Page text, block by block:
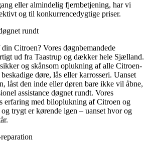
eller almindelig fjernbetjening, har vi
og til konkurrencedygtige priser.
rundt
Citroen? Vores døgnbemandede
ud fra Taastrup og dækker hele Sjælland.
og skånsom oplukning af alle Citroen-
døre, lås eller karrosseri. Uanset
låst den inde eller døren bare ikke vil åbne,
assistance døgnet rundt. Vores
erfaring med biloplukning af Citroen og
trygt er kørende igen – uanset hvor og